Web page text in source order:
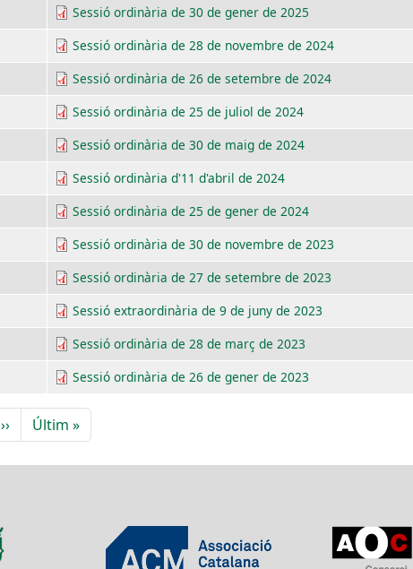
Sessió ordinària de 30 de gener de 2025
Sessió ordinària de 28 de novembre de 2024
Sessió ordinària de 26 de setembre de 2024
Sessió ordinària de 25 de juliol de 2024
Sessió ordinària de 30 de maig de 2024
Sessió ordinària d'11 d'abril de 2024
Sessió ordinària de 25 de gener de 2024
Sessió ordinària de 30 de novembre de 2023
Sessió ordinària de 27 de setembre de 2023
Sessió extraordinària de 9 de juny de 2023
Sessió ordinària de 28 de març de 2023
Sessió ordinària de 26 de gener de 2023
››Pàgina següent
Últim »Última pàgina